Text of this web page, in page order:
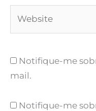
Notifique-me
mail.
Notifique-me